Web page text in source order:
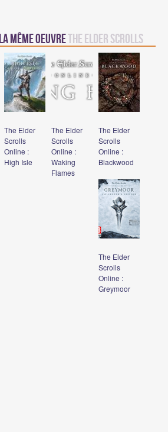
même oeuvreThe Elder Scrolls
The Elder
Scrolls
Online :
High Isle
The Elder
Scrolls
Online :
Waking
Flames
The Elder
Scrolls
Online :
Blackwood
The Elder
Scrolls
Online :
Greymoor